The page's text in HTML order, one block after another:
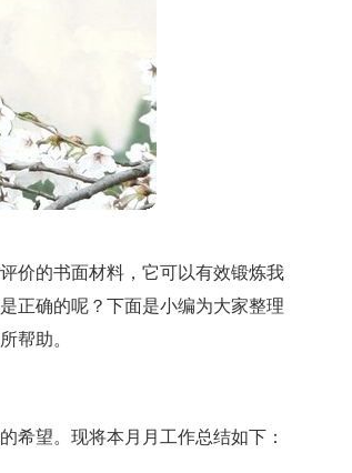
价的书面材料，它可以有效锻炼我
正确的呢？下面是小编为大家整理
帮助。
希望。现将本月月工作总结如下：